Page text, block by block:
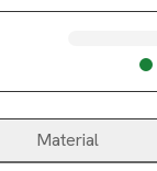
Material